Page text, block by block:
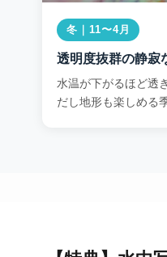
冬｜11〜4月
透明度抜群の静寂
水温が下がるほど透
だし地形も楽しめる